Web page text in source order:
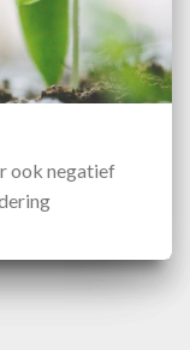
ook negatief